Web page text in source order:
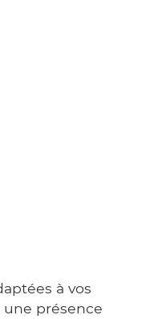
à vos
présence